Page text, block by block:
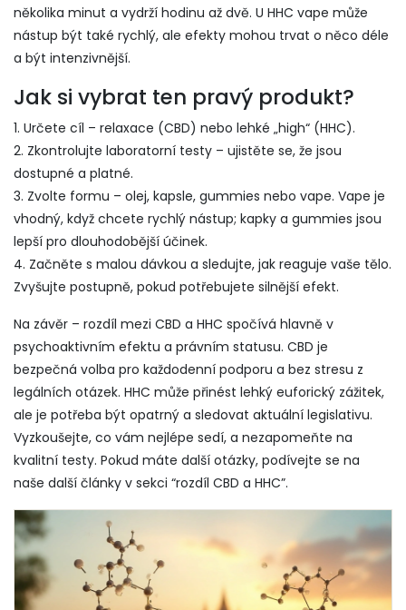
několika minut a vydrží hodinu až dvě. U HHC vape může
nástup být také rychlý, ale efekty mohou trvat o něco déle
a být intenzivnější.
Jak si vybrat ten pravý produkt?
1. Určete cíl – relaxace (CBD) nebo lehké „high“ (HHC).
2. Zkontrolujte laboratorní testy – ujistěte se, že jsou
dostupné a platné.
3. Zvolte formu – olej, kapsle, gummies nebo vape. Vape je
vhodný, když chcete rychlý nástup; kapky a gummies jsou
lepší pro dlouhodobější účinek.
4. Začněte s malou dávkou a sledujte, jak reaguje vaše tělo.
Zvyšujte postupně, pokud potřebujete silnější efekt.
Na závěr – rozdíl mezi CBD a HHC spočívá hlavně v
psychoaktivním efektu a právním statusu. CBD je
bezpečná volba pro každodenní podporu a bez stresu z
legálních otázek. HHC může přinést lehký euforický zážitek,
ale je potřeba být opatrný a sledovat aktuální legislativu.
Vyzkoušejte, co vám nejlépe sedí, a nezapomeňte na
kvalitní testy. Pokud máte další otázky, podívejte se na
naše další články v sekci “rozdíl CBD a HHC”.